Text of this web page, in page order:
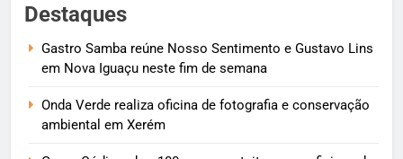
Destaques
Gastro Samba reúne Nosso Sentimento e Gustavo Lins
em Nova Iguaçu neste fim de semana
Onda Verde realiza oficina de fotografia e conservação
ambiental em Xerém